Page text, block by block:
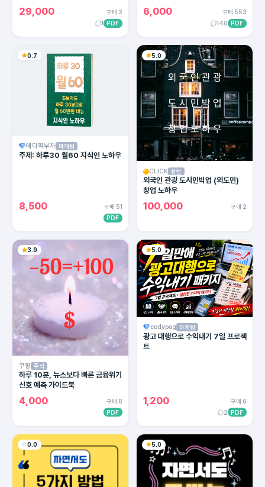
29,000
구매 3
1
PDF
용한 카피라이팅의 모든 방법!
6,000
구매 553
140
PDF
0.7
에디픽부자 마케팅
주제: 하루30 월60 지식인 노하우
8,500
구매 51
PDF
5.0
CLICK 창업
외국인 관광 도시민박업 (외도민)
창업 노하우
100,000 구매 2
3.9
쿠팡 주식
하루 10분, 뉴스보다 빠른 금융위기
신호 예측 가이드북
4,000
구매 8
PDF
5.0
codypog 마케팅
광고 대행으로 수익내기 7일 프로젝
트
1,200
구매 6
2 PDF
0.0 5.0